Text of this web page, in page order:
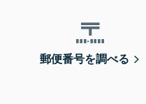
郵便番号を調べる